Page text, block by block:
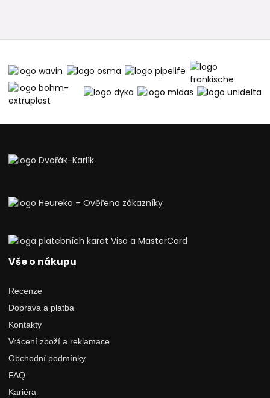
Vše o nákupu
Recenze
Doprava a platba
Kontakty
Vrácení zboží a reklamace
Obchodní podmínky
FAQ
Kariéra